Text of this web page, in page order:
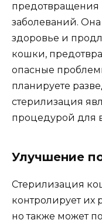
предотвращения
заболеваний. Она
здоровье и
кошки,
опасные
планируете
стерилизация
процедурой для
Улучшение
Стерилизация
контролирует их
но также может